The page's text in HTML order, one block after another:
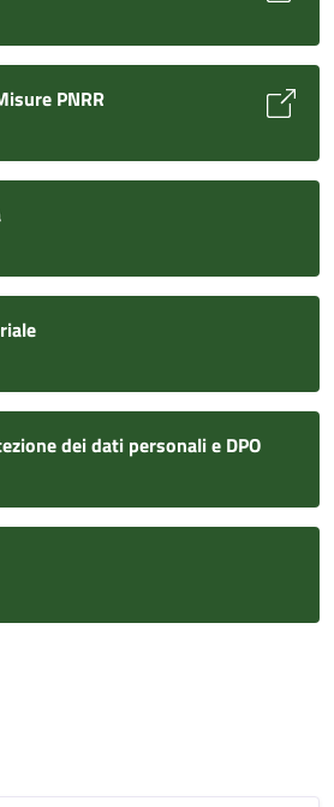
PNRR
dei dati personali e DPO